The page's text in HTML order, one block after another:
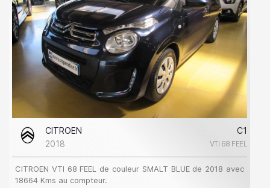
CITROEN
C1
2018
VTI 68 FEEL
CITROEN VTI 68 FEEL de couleur SMALT BLUE de 2018 avec
18664 Kms au compteur.